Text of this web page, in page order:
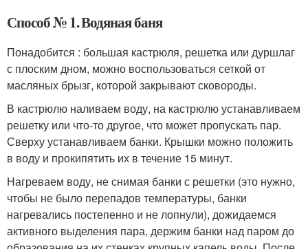
Способ № 1. Водяная баня
Понадобится : большая кастрюля, решетка или дуршлаг
с плоским дном, можно воспользоваться сеткой от
масляных брызг, которой закрывают сковороды.
В кастрюлю наливаем воду, на кастрюлю устанавливаем
решетку или что-то другое, что может пропускать пар.
Сверху устанавливаем банки. Крышки можно положить
в воду и прокипятить их в течение 15 минут.
Нагреваем воду, не снимая банки с решетки (это нужно,
чтобы не было перепадов температуры, банки
нагревались постепенно и не лопнули), дожидаемся
активного выделения пара, держим банки над паром до